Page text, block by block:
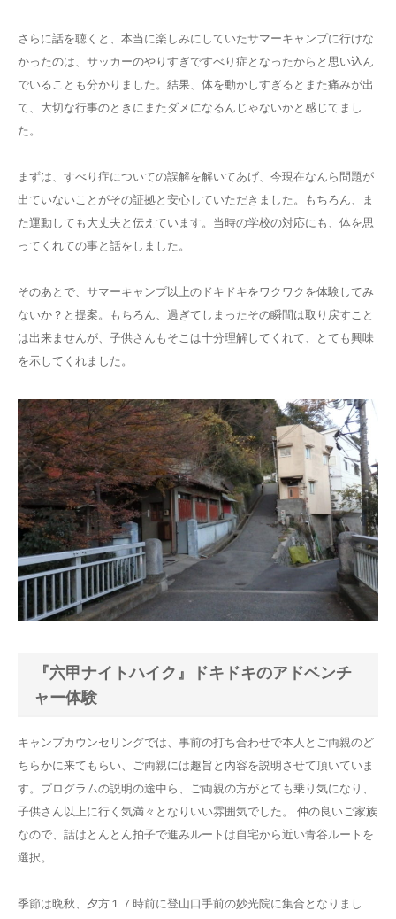
さらに話を聴くと、本当に楽しみにしていたサマーキャンプに行けな
かったのは、サッカーのやりすぎですべり症となったからと思い込ん
でいることも分かりました。結果、体を動かしすぎるとまた痛みが出
て、大切な行事のときにまたダメになるんじゃないかと感じてまし
た。
まずは、すべり症についての誤解を解いてあげ、今現在なんら問題が
出ていないことがその証拠と安心していただきました。もちろん、ま
た運動しても大丈夫と伝えています。当時の学校の対応にも、体を思
ってくれての事と話をしました。
そのあとで、サマーキャンプ以上のドキドキをワクワクを体験してみ
ないか？と提案。もちろん、過ぎてしまったその瞬間は取り戻すこと
は出来ませんが、子供さんもそこは十分理解してくれて、とても興味
を示してくれました。
『六甲ナイトハイク』ドキドキのアドベンチ
ャー体験
キャンプカウンセリングでは、事前の打ち合わせで本人とご両親のど
ちらかに来てもらい、ご両親には趣旨と内容を説明させて頂いていま
す。プログラムの説明の途中ら、ご両親の方がとても乗り気になり、
子供さん以上に行く気満々となりいい雰囲気でした。 仲の良いご家族
なので、話はとんとん拍子で進みルートは自宅から近い青谷ルートを
選択。
季節は晩秋、夕方１７時前に登山口手前の妙光院に集合となりまし